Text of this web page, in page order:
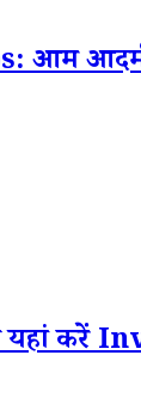
आदमी के
करें